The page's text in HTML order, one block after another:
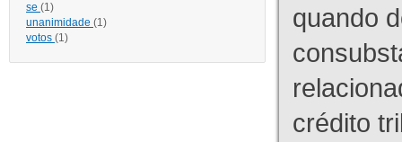
se (1)
unanimidade (1)
votos (1)
quando
crédito